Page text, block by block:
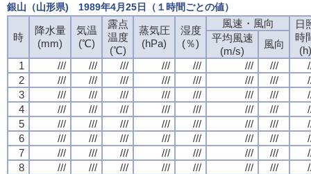
銀山（山形県) 1989年4月25日（１時間ごとの値）
時
降水量
(mm)
気温
(℃)
露点
温度
(℃)
蒸気圧
(hPa)
湿度
(％)
風速・風向
日
時
(h)
平均風速
(m/s)
風向
1
/// /// /// /// /// /// ///
2
/// /// /// /// /// /// ///
3
/// /// /// /// /// /// ///
4
/// /// /// /// /// /// ///
5
/// /// /// /// /// /// ///
6
/// /// /// /// /// /// ///
7
/// /// /// /// /// /// ///
8
/// /// /// /// /// /// ///
時
降水量
(mm)
気温
(℃)
露点
温度
(℃)
蒸気圧
(hPa)
湿度
(％)
風速・風向
日
時
(h)
平均風速
(m/s)
風向
1
/// /// /// /// /// /// ///
2
/// /// /// /// /// /// ///
3
/// /// /// /// /// /// ///
4
/// /// /// /// /// /// ///
5
/// /// /// /// /// /// ///
6
/// /// /// /// /// /// ///
7
/// /// /// /// /// /// ///
8
/// /// /// /// /// /// ///
時
降水量
(mm)
気温
(℃)
露点
温度
(℃)
蒸気圧
(hPa)
湿度
(％)
風速・風向
日
時
(h)
平均風速
(m/s)
風向
1
/// /// /// /// /// /// ///
2
/// /// /// /// /// /// ///
3
/// /// /// /// /// /// ///
4
/// /// /// /// /// /// ///
5
/// /// /// /// /// /// ///
6
/// /// /// /// /// /// ///
7
/// /// /// /// /// /// ///
8
/// /// /// /// /// /// ///
時
降水量
(mm)
気温
(℃)
露点
温度
(℃)
蒸気圧
(hPa)
湿度
(％)
風速・風向
日
時
(h)
平均風速
(m/s)
風向
1
/// /// /// /// /// /// ///
2
/// /// /// /// /// /// ///
3
/// /// /// /// /// /// ///
4
/// /// /// /// /// /// ///
5
/// /// /// /// /// /// ///
6
/// /// /// /// /// /// ///
7
/// /// /// /// /// /// ///
8
/// /// /// /// /// /// ///